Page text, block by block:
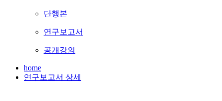
단행본
연구보고서
공개강의
home
연구보고서 상세